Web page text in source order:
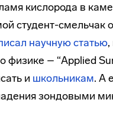
кислорода в
студент-
научную статью
– “Applied
и школьникам. А
зондовыми